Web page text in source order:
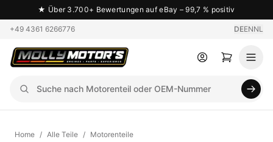
★ Über 3.700+ Bewertungen auf eBay – 99,7 % positiv
+49 4361 6266776 DEENNL
Home / Alle Teile / Motorenteile